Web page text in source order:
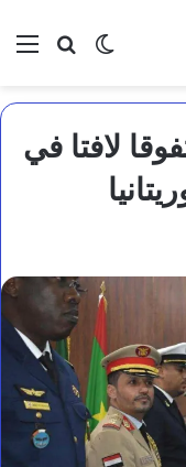
بحثالوضع
لافتا في